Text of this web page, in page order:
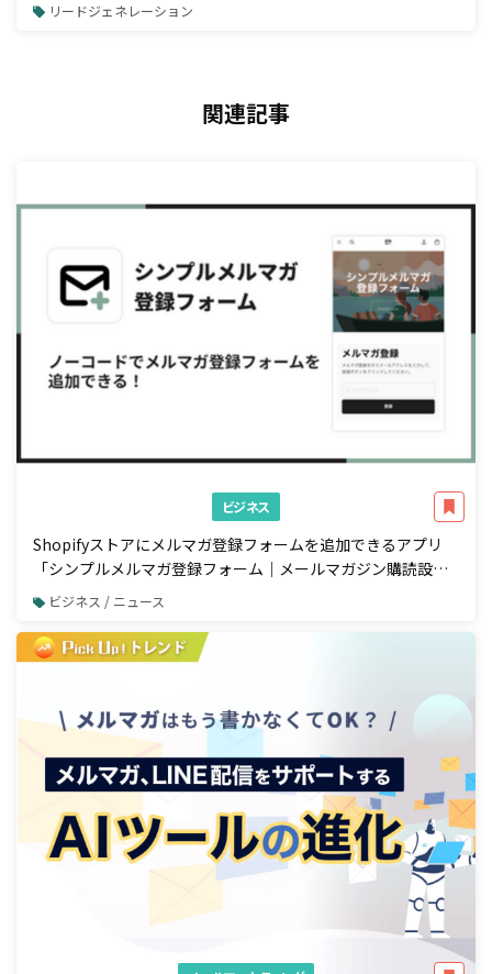
リードジェネレーション
関連記事
ビジネス
Shopifyストアにメルマガ登録フォームを追加できるアプリ
「シンプルメルマガ登録フォーム｜メールマガジン購読設
定」をリリース
ビジネス / ニュース